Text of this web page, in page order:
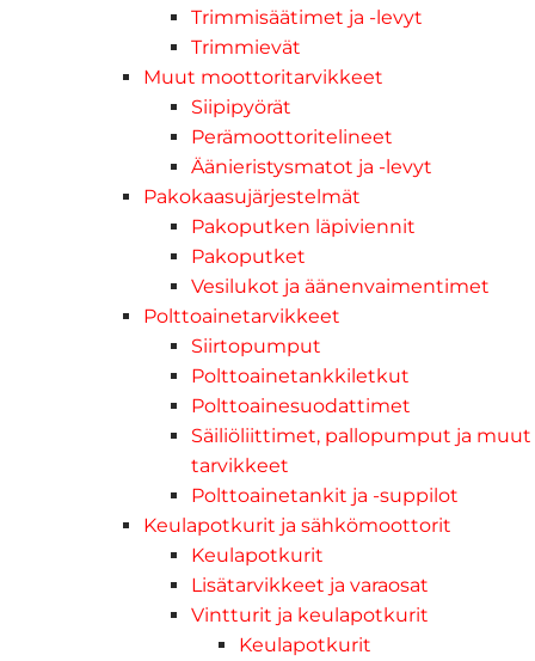
Trimmisäätimet ja -levyt
Trimmievät
Muut moottoritarvikkeet
Siipipyörät
Perämoottoritelineet
Äänieristysmatot ja -levyt
Pakokaasujärjestelmät
Pakoputken läpiviennit
Pakoputket
Vesilukot ja äänenvaimentimet
Polttoainetarvikkeet
Siirtopumput
Polttoainetankkiletkut
Polttoainesuodattimet
Säiliöliittimet, pallopumput ja muut
tarvikkeet
Polttoainetankit ja -suppilot
Keulapotkurit ja sähkömoottorit
Keulapotkurit
Lisätarvikkeet ja varaosat
Vintturit ja keulapotkurit
Keulapotkurit